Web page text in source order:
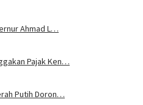
Ahmad L…
Pajak Ken…
Putih Doron…